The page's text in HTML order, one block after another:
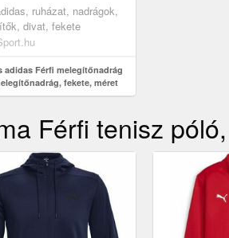
ruházat, nadrágok,
divat, fekete
adidas Férfi melegítőnadrág
fekete, méret
Férfi tenisz